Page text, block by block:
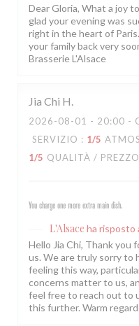
Dear Gloria, What a joy
glad your evening was
right in the heart of
your family back very
Brasserie L'Alsace
Jia Chi H
2026-08-01 - 20:00 -
SERVIZIO : 1/5
1/5 QUALITÀ / PREZZO
You charge one more extra main dish.
L'Alsace ha risposto
Hello Jia Chi, Thank you
us. We are truly sorry to
feeling this way,
concerns matter to us,
feel free to reach out to
this further. Warm